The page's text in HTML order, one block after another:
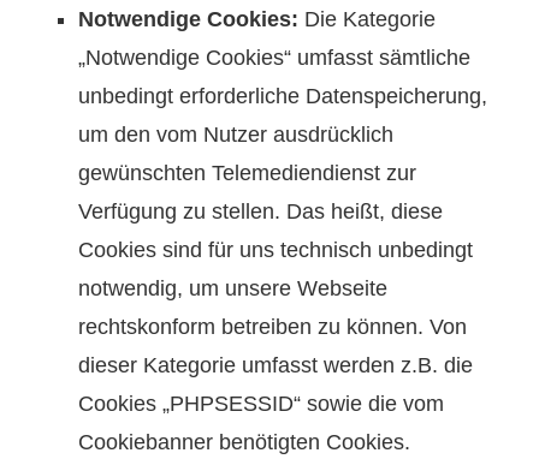
Notwendige Cookies: Die Kategorie
„Notwendige Cookies“ umfasst sämtliche
unbedingt erforderliche Datenspeicherung,
um den vom Nutzer ausdrücklich
gewünschten Telemediendienst zur
Verfügung zu stellen. Das heißt, diese
Cookies sind für uns technisch unbedingt
notwendig, um unsere Webseite
rechtskonform betreiben zu können. Von
dieser Kategorie umfasst werden z.B. die
Cookies „PHPSESSID“ sowie die vom
Cookiebanner benötigten Cookies.